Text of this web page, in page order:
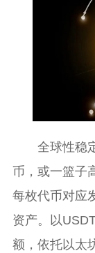
全球性稳
币，或一篮子
每枚代币对应
资产。以
额，依托以太